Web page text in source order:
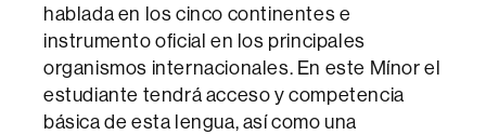
hablada en los cinco continentes e
instrumento oficial en los principales
organismos internacionales. En este Mínor el
estudiante tendrá acceso y competencia
básica de esta lengua, así como una